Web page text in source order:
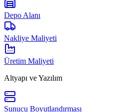
Depo Alanı
Nakliye Maliyeti
Üretim Maliyeti
Altyapı ve Yazılım
Sunucu Boyutlandırması